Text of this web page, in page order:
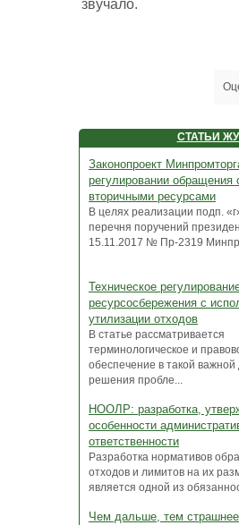
звучало.
СТАТЬИ
Законопроект
регулировании обращения
вторичными ресурсами
В целях реализации подп.
перечня поручений
15.11.2017 № Пр-2319
Техническое
ресурсосбережения с
утилизации отходов
В статье рассматривается
терминологическое и
обеспечение в такой важной
решения пробле...
НООЛР: разработка,
особенности
ответственности
Разработка нормативов
отходов и лимитов на их
является одной из
Чем дальше, тем